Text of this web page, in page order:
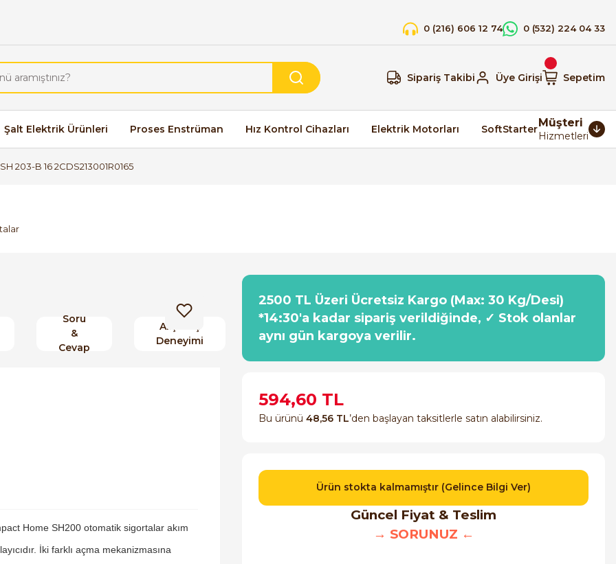
0 (216) 606 12 74 0 (532) 224 04 33
Sipariş Takibi Üye Girişi Sepetim
Şalt Elektrik Ürünleri Proses Enstrüman Hız Kontrol Cihazları Elektrik Motorları SoftStarterMüşteri
Hizmetleri
203-B 16 2CDS213001R0165
Soru
&
Cevap
Alışveriş
Deneyimi
Home SH200 otomatik sigortalar akım
İki farklı açma mekanizmasına
2500 TL Üzeri Ücretsiz Kargo (Max: 30 Kg/Desi)
*14:30'a kadar sipariş verildiğinde, ✓ Stok olanlar
aynı gün kargoya verilir.
594,60 TL
Bu ürünü 48,56 TL’den başlayan taksitlerle satın alabilirsiniz.
Ürün stokta kalmamıştır (Gelince Bilgi Ver)
Güncel Fiyat & Teslim
→ SORUNUZ ←